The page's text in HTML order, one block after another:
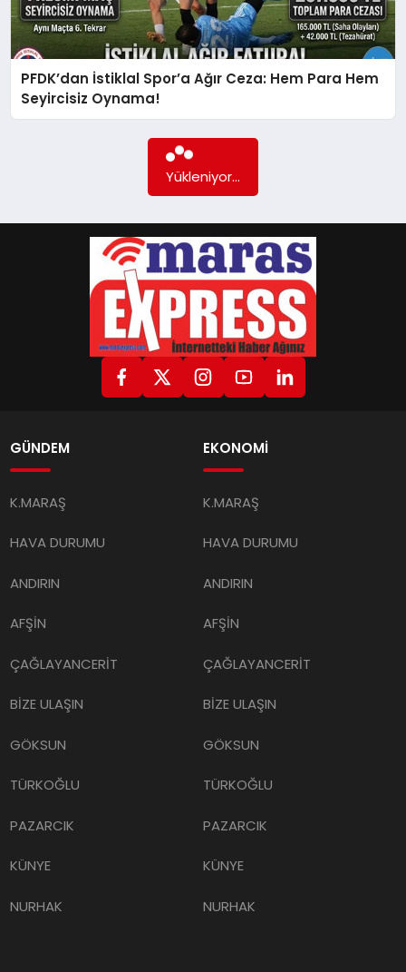
GÖKSUN
TÜRKOĞLU
PFDK’dan İstiklal Spor’a Ağır Ceza: Hem Para Hem
Seyircisiz Oynama!
Yükleniyor...
GÜNDEM
K.MARAŞ
HAVA DURUMU
ANDIRIN
AFŞİN
ÇAĞLAYANCERİT
BİZE ULAŞIN
GÖKSUN
TÜRKOĞLU
PAZARCIK
KÜNYE
NURHAK
EKONOMİ
K.MARAŞ
HAVA DURUMU
ANDIRIN
AFŞİN
ÇAĞLAYANCERİT
BİZE ULAŞIN
GÖKSUN
TÜRKOĞLU
PAZARCIK
KÜNYE
NURHAK